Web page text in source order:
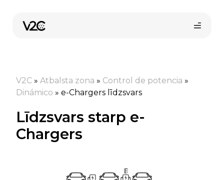
content
Pirkt tiešsaistē
V2C » Atbalsta zona » Control de potencia »
Dinámico » e-Chargers līdzsvars
Līdzsvars starp e-
Chargers